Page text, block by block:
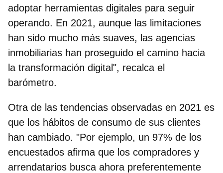
adoptar herramientas digitales para seguir
operando. En 2021, aunque las limitaciones
han sido mucho más suaves, las agencias
inmobiliarias han proseguido el camino hacia
la transformación digital", recalca el
barómetro.
Otra de las tendencias observadas en 2021 es
que los hábitos de consumo de sus clientes
han cambiado. "Por ejemplo, un 97% de los
encuestados afirma que los compradores y
arrendatarios busca ahora preferentemente